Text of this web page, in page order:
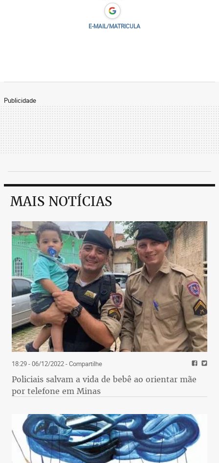
E-MAIL/MATRICULA
Publicidade
MAIS NOTÍCIAS
18:29 - 06/12/2022- Compartilhe
Policiais salvam a vida de bebê ao orientar mãe
por telefone em Minas